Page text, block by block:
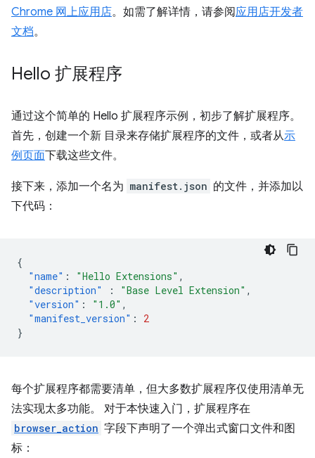
Chrome 网上应用店。如需了解详情，请参阅应用店开发者
文档。
Hello 扩展程序
通过这个简单的 Hello 扩展程序示例，初步了解扩展程序。
首先，创建一个新 目录来存储扩展程序的文件，或者从示
例页面下载这些文件。
接下来，添加一个名为 manifest.json 的文件，并添加以
下代码：
{
"name" : "Hello Extensions" ,
"description"
: "Base Level Extension" ,
"version" : "1.0" ,
"manifest_version" :
2
}
每个扩展程序都需要清单，但大多数扩展程序仅使用清单无
法实现太多功能。 对于本快速入门，扩展程序在
browser_action 字段下声明了一个弹出式窗口文件和图
标：